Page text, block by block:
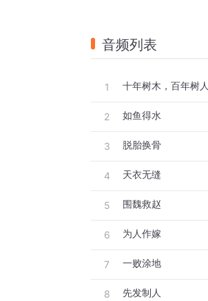
音频列表
1 十年树木，百年树人
2 如鱼得水
3 脱胎换骨
4 天衣无缝
5 围魏救赵
6 为人作嫁
7 一败涂地
8 先发制人